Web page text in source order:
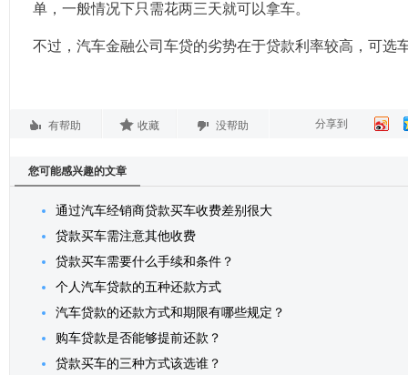
单，一般情况下只需花两三天就可以拿车。
不过，汽车金融公司车贷的劣势在于贷款利率较高，可选
有帮助 收藏 没帮助 分享到
您可能感兴趣的文章
通过汽车经销商贷款买车收费差别很大
贷款买车需注意其他收费
贷款买车需要什么手续和条件？
个人汽车贷款的五种还款方式
汽车贷款的还款方式和期限有哪些规定？
购车贷款是否能够提前还款？
贷款买车的三种方式该选谁？